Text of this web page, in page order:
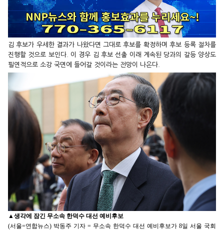
김 후보가 우세한 결과가 나왔다면 그대로 후보를 확정하며 후보 등록 절차를
진행할 것으로 보인다. 이 경우 김 후보 선출 이래 계속된 당과의 갈등 양상도
필연적으로 소강 국면에 들어갈 것이라는 전망이 나온다.
▲생각에 잠긴 무소속 한덕수 대선 예비후보
(서울=연합뉴스) 박동주 기자 = 무소속 한덕수 대선 예비후보가 8일 서울 국회